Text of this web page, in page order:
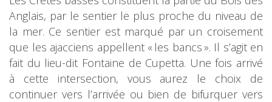
Anglais, par le sentier le plus proche du niveau de
la mer. Ce sentier est marqué par un croisement
que les ajacciens appellent « les bancs ». Il s’agit en
fait du lieu-dit Fontaine de Cupetta. Une fois arrivé
à cette intersection, vous aurez le choix de
continuer vers l’arrivée ou bien de bifurquer vers